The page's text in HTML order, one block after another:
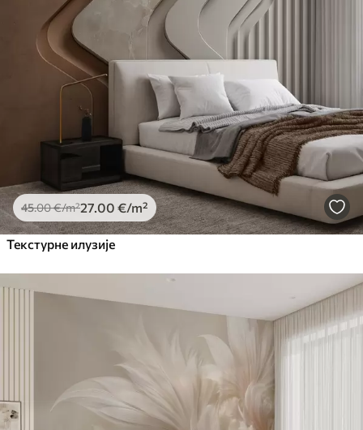
Premium
56.6734 .00€/m²
Premium Vinil
.00
Peel and Stick
81.6749.00€/m²
45.00€/m²27 .00 €/m²
Текстурне илузије